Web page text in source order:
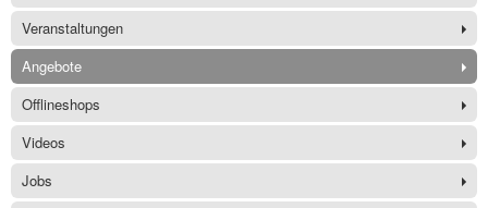
Veranstaltungen
Angebote
Offlineshops
Videos
Jobs